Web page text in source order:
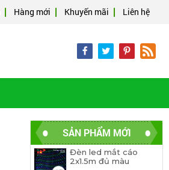
Hàng mới Khuyến mãi Liên hệ
SẢN PHẨM MỚI
Đèn led mắt cáo
2x1.5m đủ màu